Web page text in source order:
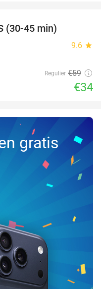
(30-45 min)
9.6 star
Regulier €59
€34
gratis